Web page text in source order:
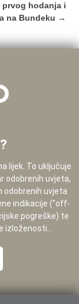
prvog hodanja i
na Bundeku →
lijek. To uključuje
odobrenih uvjeta,
odobrenih uvjeta
indikacije (”off-
pogreške) te
izloženosti...